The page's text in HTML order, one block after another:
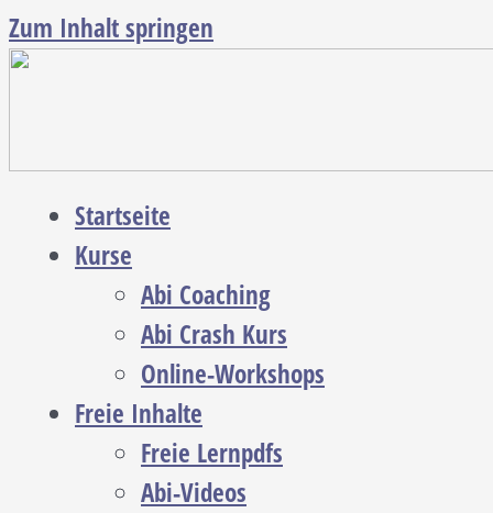
Zum Inhalt springen
Startseite
Kurse
Abi Coaching
Abi Crash Kurs
Online-Workshops
Freie Inhalte
Freie Lernpdfs
Abi-Videos